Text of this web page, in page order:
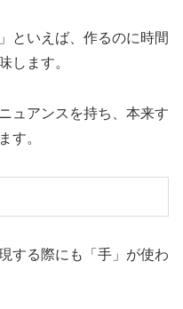
といえば、作るのに時間
します。
ュアンスを持ち、本来す
す。
する際にも「手」が使わ